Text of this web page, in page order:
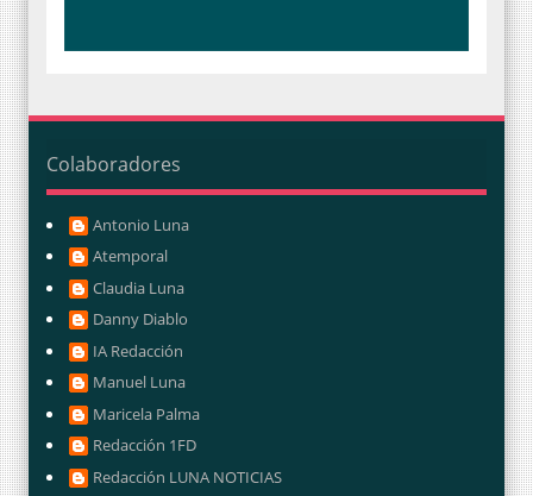
Colaboradores
Antonio Luna
Atemporal
Claudia Luna
Danny Diablo
IA Redacción
Manuel Luna
Maricela Palma
Redacción 1FD
Redacción LUNA NOTICIAS